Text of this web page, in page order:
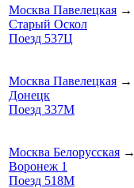
Москва Павелецкая →
Старый Оскол
Поезд 537Ц
Москва Павелецкая →
Донецк
Поезд 337М
Москва Белорусская →
Воронеж 1
Поезд 518М